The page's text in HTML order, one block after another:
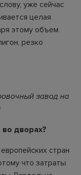
уже сейчас
целая
этому объем
резко
завод на
дворах?
стран
что затраты